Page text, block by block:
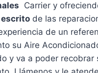
Carrier y
de las
de un
su Aire
y va a poder recobrar